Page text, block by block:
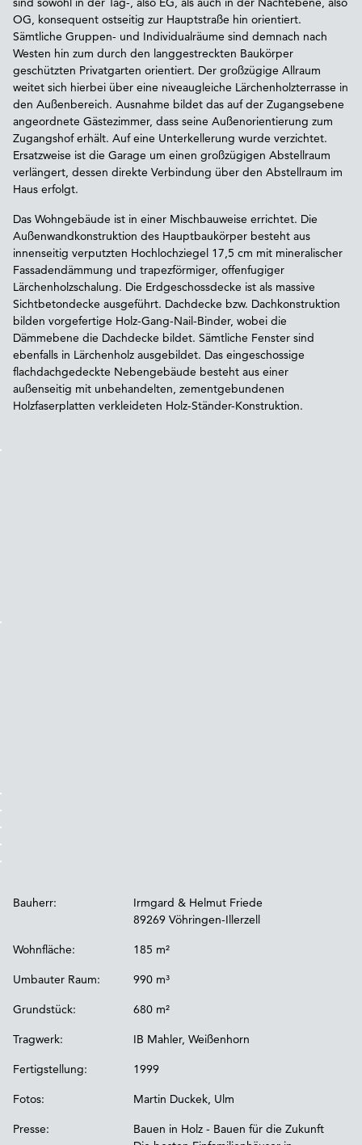
OG, konsequent ostseitig zur Hauptstraße hin orientiert.
Sämtliche Gruppen- und Individualräume sind demnach nach
Westen hin zum durch den langgestreckten Baukörper
geschützten Privatgarten orientiert. Der großzügige Allraum
weitet sich hierbei über eine niveaugleiche Lärchenholzterrasse in
den Außenbereich. Ausnahme bildet das auf der Zugangsebene
angeordnete Gästezimmer, dass seine Außenorientierung zum
Zugangshof erhält. Auf eine Unterkellerung wurde verzichtet.
Ersatzweise ist die Garage um einen großzügigen Abstellraum
verlängert, dessen direkte Verbindung über den Abstellraum im
Haus erfolgt.
Das Wohngebäude ist in einer Mischbauweise errichtet. Die
Außenwandkonstruktion des Hauptbaukörper besteht aus
innenseitig verputzten Hochlochziegel 17,5 cm mit mineralischer
Fassadendämmung und trapezförmiger, offenfugiger
Lärchenholzschalung. Die Erdgeschossdecke ist als massive
Sichtbetondecke ausgeführt. Dachdecke bzw. Dachkonstruktion
bilden vorgefertige Holz-Gang-Nail-Binder, wobei die
Dämmebene die Dachdecke bildet. Sämtliche Fenster sind
ebenfalls in Lärchenholz ausgebildet. Das eingeschossige
flachdachgedeckte Nebengebäude besteht aus einer
außenseitig mit unbehandelten, zementgebundenen
Holzfaserplatten verkleideten Holz-Ständer-Konstruktion.
Bauherr:
Irmgard & Helmut Friede
89269 Vöhringen-Illerzell
Wohnfläche: 185 m²
Umbauter Raum: 990 m³
Grundstück: 680 m²
Tragwerk: IB Mahler, Weißenhorn
Fertigstellung: 1999
Fotos: Martin Duckek, Ulm
Presse:
Bauen in Holz - Bauen für die Zukunft